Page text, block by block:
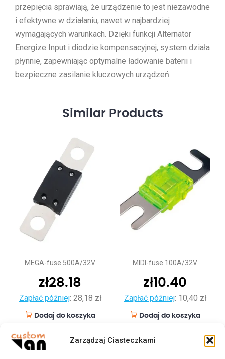
Zarządzaj Ciasteczkami
przepięcia sprawiają, że urządzenie to jest niezawodne
i efektywne w działaniu, nawet w najbardziej
wymagających warunkach. Dzięki funkcji Alternator
Energize Input i diodzie kompensacyjnej, system działa
płynnie, zapewniając optymalne ładowanie baterii i
bezpieczne zasilanie kluczowych urządzeń.
Similar Products
MEGA-fuse 500A/32V
zł28.18
Zapłać później: 28,18 zł
Dodaj do koszyka
MIDI-fuse 100A/32V
zł10.40
Zapłać później: 10,40 zł
Dodaj do koszyka